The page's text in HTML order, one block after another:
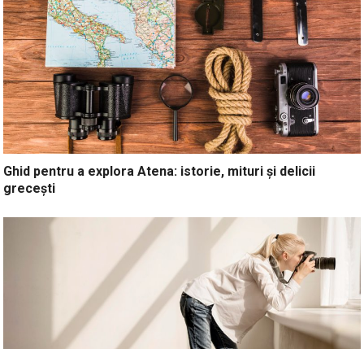
Ghid pentru a explora Atena: istorie, mituri și delicii
grecești